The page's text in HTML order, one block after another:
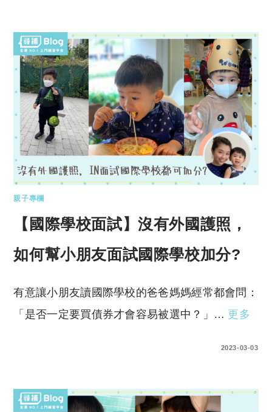
親子專欄
【國際學校面試】沒有外國護照，
如何幫小朋友面試國際學校加分?
有意讓小朋友讀國際學校的爸爸媽媽經常都會問：
「是否一定要買債券才會容易被選中？」… 更多
2023-03-03